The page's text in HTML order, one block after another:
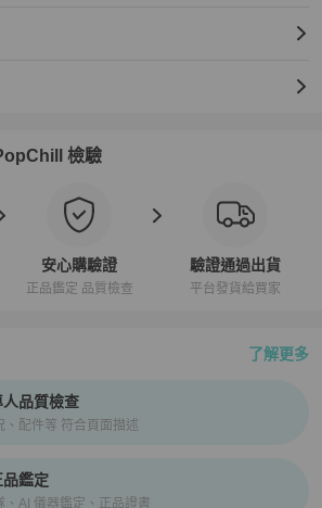
檢驗
安心購驗證
正品鑑定 品質檢查
驗證通過出貨
平台發貨給買家
了解更多
證、安心購檢驗流程介紹
品質檢查
、配件等 符合頁面描述
品鑑定
、AI 儀器鑑定、正品證書